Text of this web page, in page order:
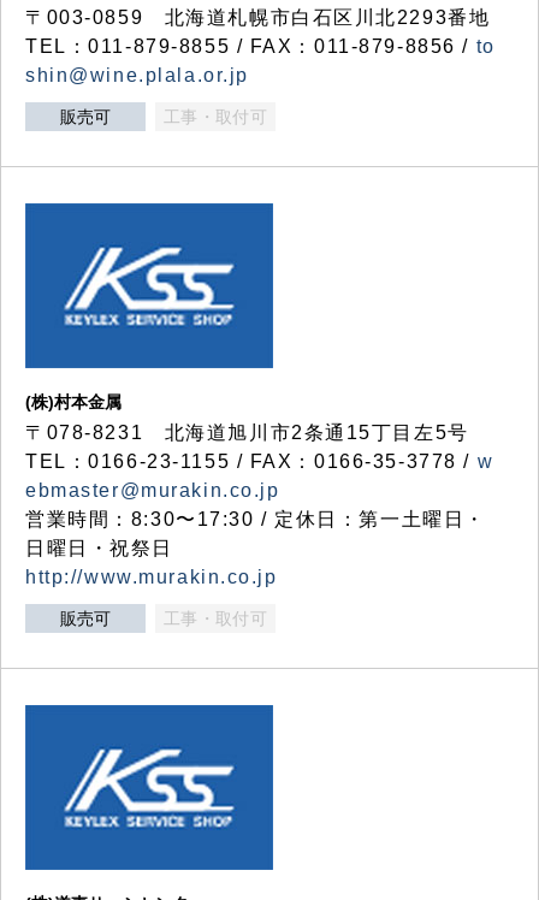
〒003-0859 北海道札幌市白石区川北2293番地
TEL：011-879-8855 / FAX：011-879-8856 / to
shin@wine.plala.or.jp
販売可 工事・取付可
(株)村本金属
〒078-8231 北海道旭川市2条通15丁目左5号
TEL：0166-23-1155 / FAX：0166-35-3778 / w
ebmaster@murakin.co.jp
営業時間：8:30〜17:30 / 定休日：第一土曜日・
日曜日・祝祭日
http://www.murakin.co.jp
販売可 工事・取付可